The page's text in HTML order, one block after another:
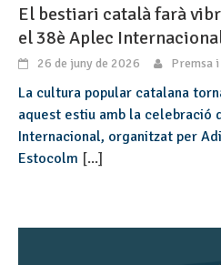
El bestiari català farà
el 38è Aplec
26 de juny de 2026 Premsa
La cultura popular catalana
aquest estiu amb la celebració
Internacional, organitzat per
Estocolm [...]